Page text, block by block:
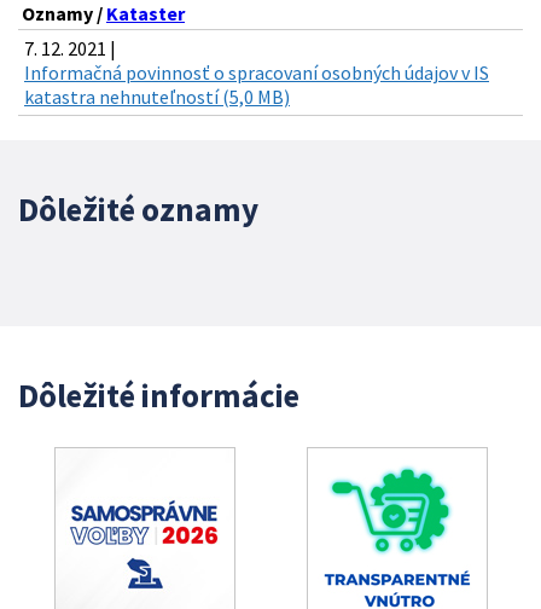
Oznamy / Kataster
7. 12. 2021 |
Informačná povinnosť o spracovaní osobných údajov v IS
katastra nehnuteľností (5,0 MB)
Dôležité oznamy
Dôležité informácie